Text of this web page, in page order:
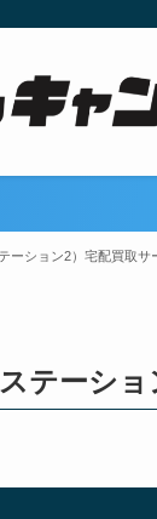
ーション2）宅配買取サ
テーシ